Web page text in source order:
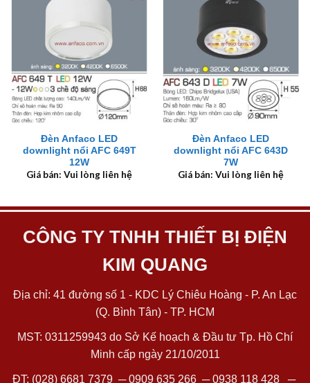
Đèn Anfaco LED
downlight nổi AFC 649T
12W
Giá bán: Vui lòng liên hệ
Đèn Anfaco LED
downlight nổi AFC 643D
7W
Giá bán: Vui lòng liên hệ
CÔNG TY TNHH THIẾT BỊ ĐIỆN
KIM QUANG
Địa chỉ: 41 đường số 1 - KDC Lý Chiêu Hoàng - P. An Lạc
(Q. Bình Tân) - TP. HCM
MST: 0311259943 do Sở Kế hoạch & Đầu tư Tp. Hồ Chí
Minh cấp ngày 21/10/2011
ĐT: (028) 6681 7379 ─0909 635 266─0938 118 428─